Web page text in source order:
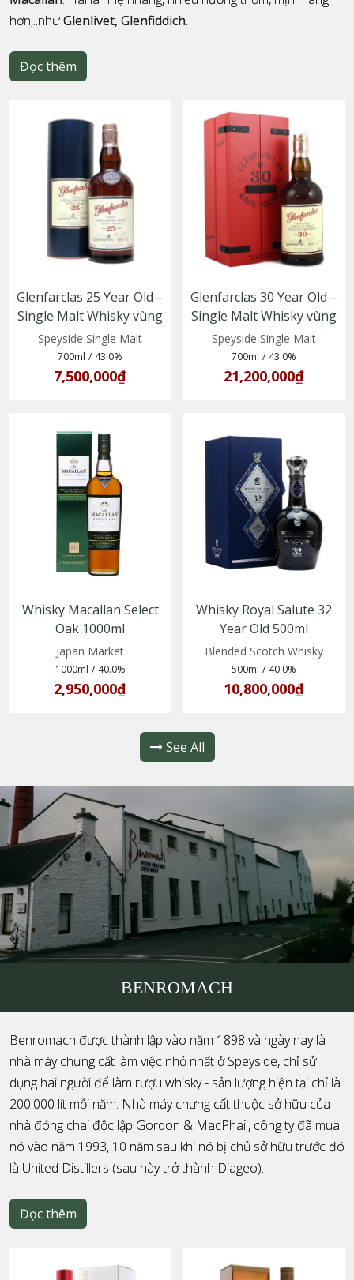
hơn,..nhưGlenlivet, Glenfiddich.
Đọc thêm
Glenfarclas 25 Year Old –
Single Malt Whisky vùng
Speyside, trưởng thành
trong thùng sherry
Speyside Single Malt
700ml / 43.0%
7,500,000₫
Glenfarclas 30 Year Old –
Single Malt Whisky vùng
Speyside, Scotland
Speyside Single Malt
700ml / 43.0%
21,200,000₫
Whisky Macallan Select
Oak 1000ml
(5010314078003)
Japan Market
1000ml / 40.0%
2,950,000₫
Whisky Royal Salute 32
Year Old 500ml
(5000299614075)
Blended Scotch Whisky
500ml / 40.0%
10,800,000₫
See All
BENROMACH
Benromach được thành lập vào năm 1898 và ngày nay là
nhà máy chưng cất làm việc nhỏ nhất ở Speyside, chỉ sử
dụng hai người để làm rượu whisky - sản lượng hiện tại chỉ là
200.000 lít mỗi năm. Nhà máy chưng cất thuộc sở hữu của
nhà đóng chai độc lập Gordon & MacPhail, công ty đã mua
nó vào năm 1993, 10 năm sau khi nó bị chủ sở hữu trước đó
là United Distillers (sau này trở thành Diageo).
Đọc thêm